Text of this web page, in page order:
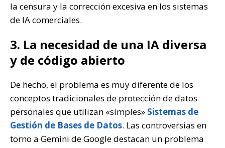
la censura y la corrección excesiva en los sistemas
de IA comerciales.
3. La necesidad de una IA diversa
y de código abierto
De hecho, el problema es muy diferente de los
conceptos tradicionales de protección de datos
personales que utilizan «simples» Sistemas de
Gestión de Bases de Datos. Las controversias en
torno a Gemini de Google destacan un problema